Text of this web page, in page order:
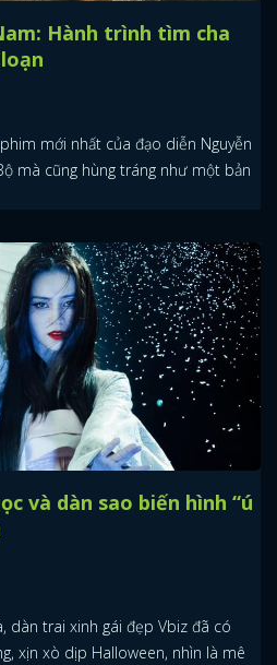
Hành trình tìm cha
mới nhất của đạo diễn Nguyễn
mà cũng hùng tráng như một bản
và dàn sao biến hình “ú
dàn trai xinh gái đẹp Vbiz đã có
xịn xò dịp Halloween, nhìn là mê